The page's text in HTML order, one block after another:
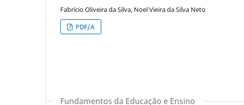
Fabrício Oliveira da Silva, Noel Vieira da Silva Neto
PDF/A
Fundamentos da Educação e Ensino